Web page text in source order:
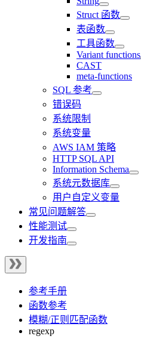
Struct 函数
表函数
工具函数
Variant functions
CAST
meta-functions
SQL 参考
错误码
系统限制
系统变量
AWS IAM 策略
HTTP SQL API
Information Schema
系统元数据库
用户自定义变量
常见问题解答
性能测试
开发指南
参考手册
函数参考
模糊/正则匹配函数
regexp